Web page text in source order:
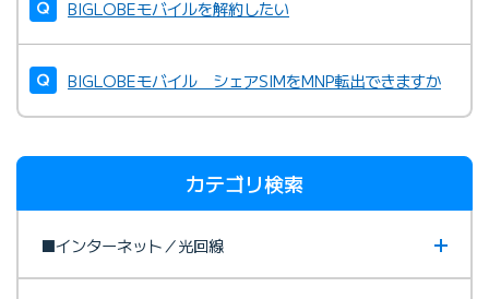
BIGLOBEモバイルを解約したい
BIGLOBEモバイル シェアSIMをMNP転出できますか
カテゴリ検索
■インターネット／光回線